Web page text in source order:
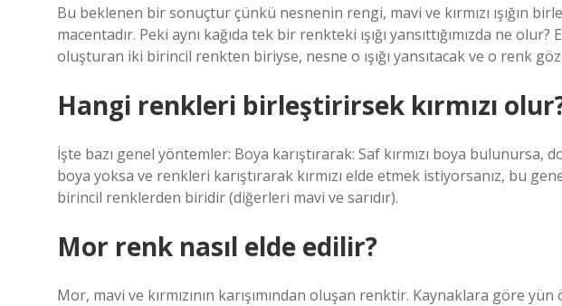
Bu beklenen bir sonuçtur çünkü nesnenin rengi, mavi ve kırmızı ışığın
macentadır. Peki aynı kağıda tek bir renkteki ışığı yansıttığımızda ne
oluşturan iki birincil renkten biriyse, nesne o ışığı yansıtacak ve o renk
Hangi renkleri birleştirirsek kırmızı
İşte bazı genel yöntemler: Boya karıştırarak: Saf kırmızı boya bulunursa,
boya yoksa ve renkleri karıştırarak kırmızı elde etmek istiyorsanız, bu
birincil renklerden biridir (diğerleri mavi ve sarıdır).
Mor renk nasıl elde edilir?
Mor, mavi ve kırmızının karışımından oluşan renktir. Kaynaklara göre